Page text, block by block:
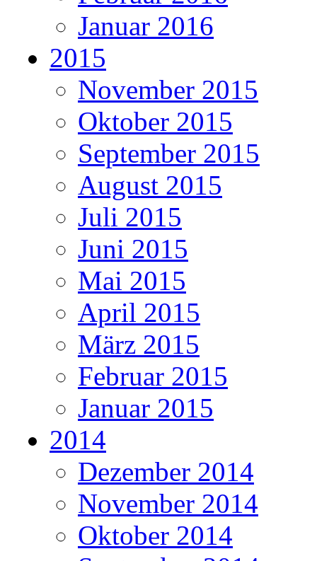
Januar 2016
2015
November 2015
Oktober 2015
September 2015
August 2015
Juli 2015
Juni 2015
Mai 2015
April 2015
März 2015
Februar 2015
Januar 2015
2014
Dezember 2014
November 2014
Oktober 2014